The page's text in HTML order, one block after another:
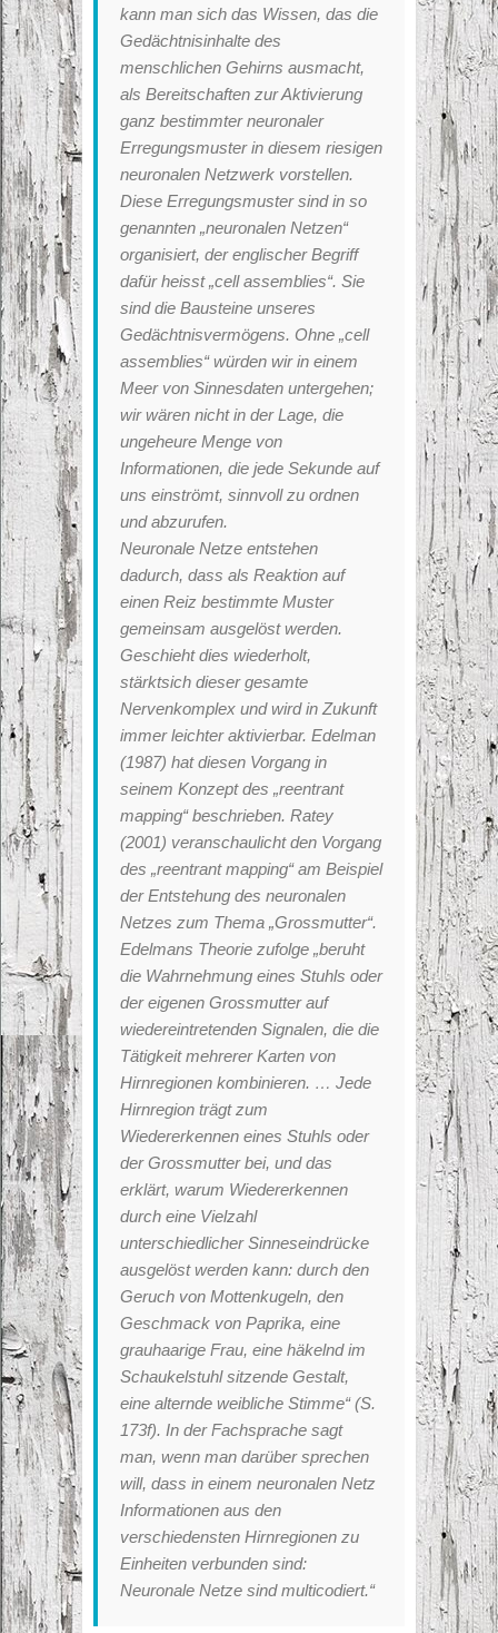
kann man sich das Wissen, das die
Gedächtnisinhalte des
menschlichen Gehirns ausmacht,
als Bereitschaften zur Aktivierung
ganz bestimmter neuronaler
Erregungsmuster in diesem riesigen
neuronalen Netzwerk vorstellen.
Diese Erregungsmuster sind in so
genannten „neuronalen Netzen“
organisiert, der englischer Begriff
dafür heisst „cell assemblies“. Sie
sind die Bausteine unseres
Gedächtnisvermögens. Ohne „cell
assemblies“ würden wir in einem
Meer von Sinnesdaten untergehen;
wir wären nicht in der Lage, die
ungeheure Menge von
Informationen, die jede Sekunde auf
uns einströmt, sinnvoll zu ordnen
und abzurufen.
Neuronale Netze entstehen
dadurch, dass als Reaktion auf
einen Reiz bestimmte Muster
gemeinsam ausgelöst werden.
Geschieht dies wiederholt,
stärktsich dieser gesamte
Nervenkomplex und wird in Zukunft
immer leichter aktivierbar. Edelman
(1987) hat diesen Vorgang in
seinem Konzept des „reentrant
mapping“ beschrieben. Ratey
(2001) veranschaulicht den Vorgang
des „reentrant mapping“ am Beispiel
der Entstehung des neuronalen
Netzes zum Thema „Grossmutter“.
Edelmans Theorie zufolge „beruht
die Wahrnehmung eines Stuhls oder
der eigenen Grossmutter auf
wiedereintretenden Signalen, die die
Tätigkeit mehrerer Karten von
Hirnregionen kombinieren. … Jede
Hirnregion trägt zum
Wiedererkennen eines Stuhls oder
der Grossmutter bei, und das
erklärt, warum Wiedererkennen
durch eine Vielzahl
unterschiedlicher Sinneseindrücke
ausgelöst werden kann: durch den
Geruch von Mottenkugeln, den
Geschmack von Paprika, eine
grauhaarige Frau, eine häkelnd im
Schaukelstuhl sitzende Gestalt,
eine alternde weibliche Stimme“ (S.
173f). In der Fachsprache sagt
man, wenn man darüber sprechen
will, dass in einem neuronalen Netz
Informationen aus den
verschiedensten Hirnregionen zu
Einheiten verbunden sind:
Neuronale Netze sind multicodiert.“